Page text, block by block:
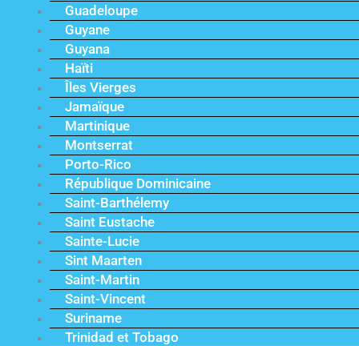
Guadeloupe
Guyane
Guyana
Haïti
Îles Vierges
Jamaïque
Martinique
Montserrat
Porto-Rico
République Dominicaine
Saint-Barthélemy
Saint Eustache
Sainte-Lucie
Sint Maarten
Saint-Martin
Saint-Vincent
Suriname
Trinidad et Tobago